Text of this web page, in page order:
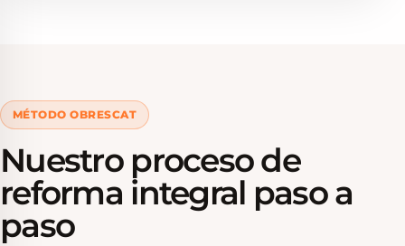
MÉTODO OBRESCAT
Nuestro proceso de
reforma integral paso a
paso